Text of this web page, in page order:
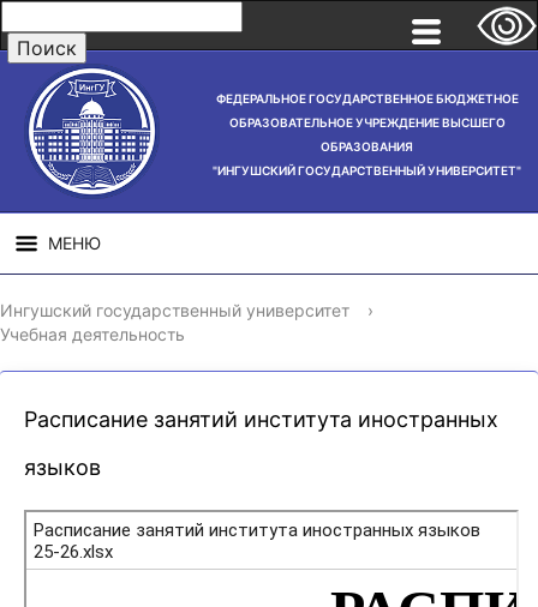
ФЕДЕРАЛЬНОЕ ГОСУДАРСТВЕННОЕ БЮДЖЕТНОЕ
ОБРАЗОВАТЕЛЬНОЕ УЧРЕЖДЕНИЕ ВЫСШЕГО
ОБРАЗОВАНИЯ
"ИНГУШСКИЙ ГОСУДАРСТВЕННЫЙ УНИВЕРСИТЕТ"
МЕНЮ
СВЕДЕНИЯ ОБ
ОБРАЗОВАТЕЛЬНОЙ
НАУЧНАЯ
ДЕЯТЕЛЬНОСТЬ
Ингушский государственный университет
›
Учебная деятельность
Расписание занятий института иностранных
языков